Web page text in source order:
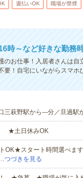
週払いOK 職場が禁煙
時～など好きな勤務
お仕事！入居者さんは自
！自宅にいながらスマホ
三萩野駅から---分／旦過駅
★土日休みOK
OK★スタート時間選べま
つづきを見る